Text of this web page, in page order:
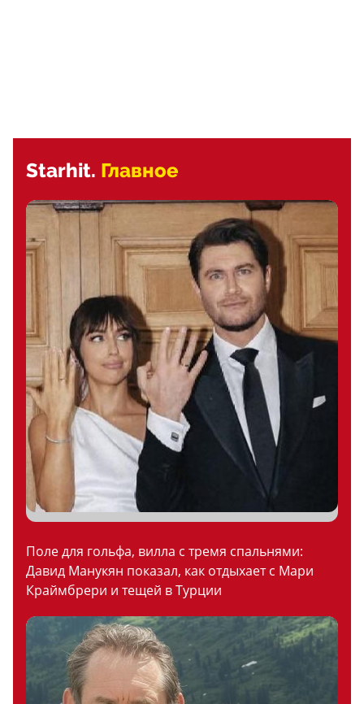
Starhit. Главное
Поле для гольфа, вилла с тремя спальнями:
Давид Манукян показал, как отдыхает с Мари
Краймбрери и тещей в Турции